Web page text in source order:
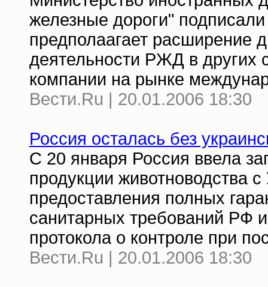
железные дороги"
предполаагает расширение
деятельности РЖД в других
компании на рынке
Вести.Ru | 20.01.2006 18:30
Россия осталась без
С 20 января Россия ввела
продукции животноводства
предоставления полных
санитарных требований РФ
протокола о контроле при
Вести.Ru | 20.01.2006 18:30